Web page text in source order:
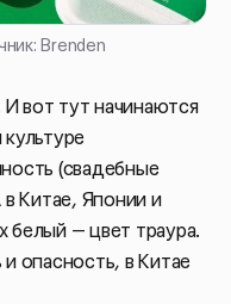
Brenden
И вот тут начинаются
(свадебные
Китае, Японии и
белый — цвет траура.
опасность, в Китае